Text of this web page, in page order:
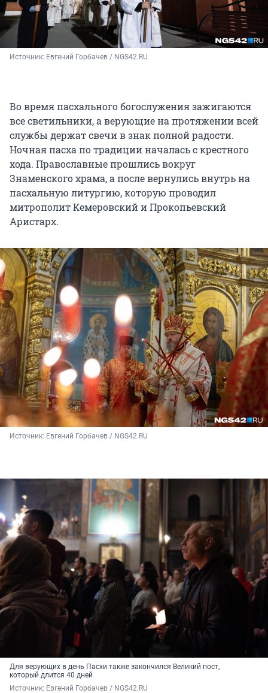
Источник: Евгений Горбачев / NGS42.RU
Во время пасхального богослужения зажигаются
все светильники, а верующие на протяжении всей
службы держат свечи в знак полной радости.
Ночная пасха по традиции началась с крестного
хода. Православные прошлись вокруг
Знаменского храма, а после вернулись внутрь на
пасхальную литургию, которую проводил
митрополит Кемеровский и Прокопьевский
Аристарх.
Источник: Евгений Горбачев / NGS42.RU
Для верующих в день Пасхи также закончился Великий пост,
который длится 40 дней
Источник: Евгений Горбачев / NGS42.RU